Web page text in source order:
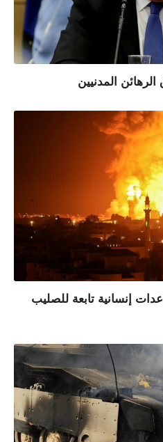
المدنيين
إنسانية تابعة للصليب